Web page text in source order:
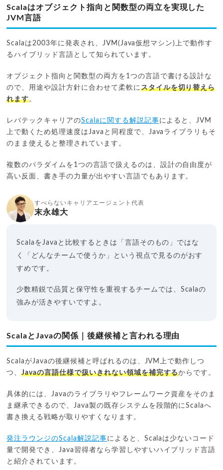
Scalaはオブジェクト指向と関数型の両立を実現した
JVM言語
Scalaは2003年に発表され、JVM(Java仮想マシン)上で動作す
るハイブリッド言語として知られています。
オブジェクト指向と関数型の両方を1つの言語で書ける設計な
ので、用途や設計方針に合わせて柔軟にスタイルを切り替えら
れます。
レバテックキャリアのScalaに関する解説記事によると、JVM
上で動くため処理速度はJavaと同程度で、Javaライブラリもそ
のまま使えると整理されています。
複数のパラダイムを1つの言語で扱えるのは、設計の自由度が
高い反面、書き手の力量が出やすい言語でもあります。
すべらないキャリアエージェント代表
末永雄大
ScalaをJavaと比較するときは「言語そのもの」ではな
く「どんなチームで使うか」という視点で見るのがおす
すめです。
少数精鋭で品質と保守性を重視するチームでは、Scalaの
強みが活きやすいですよ。
ScalaとJavaの関係｜後継候補と言われる理由
ScalaがJavaの後継候補と呼ばれるのは、JVM上で動作しつ
つ、Javaの言語仕様で扱いきれない領域を補完するからです。
具体的には、Javaのライブラリやフレームワーク資産をそのま
ま継承できるので、Java製の既存システムを段階的にScalaへ
書き換える戦略が取りやすくなります。
発注ラウンジのScala解説記事によると、Scalaは少ないコード
量で開発でき、Java習得者なら学習しやすいハイブリッド言語
と紹介されています。